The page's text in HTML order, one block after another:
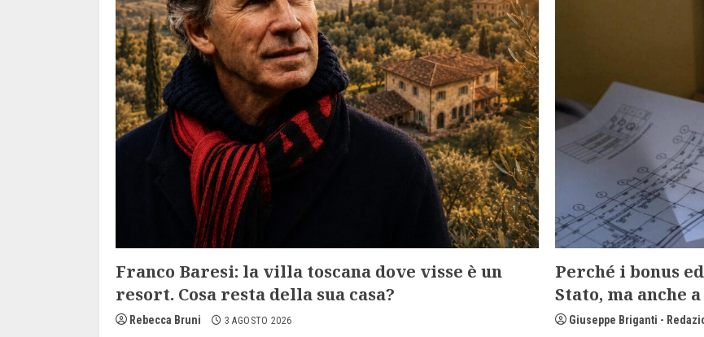
Franco Baresi: la villa toscana dove visse è un
resort. Cosa resta della sua casa?
Rebecca Bruni 3 AGOSTO 2026
Perché i bonus
Stato, ma anche
Giuseppe Briganti -